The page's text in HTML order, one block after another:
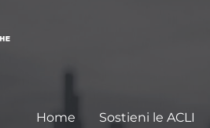
Home Sostieni le ACLI